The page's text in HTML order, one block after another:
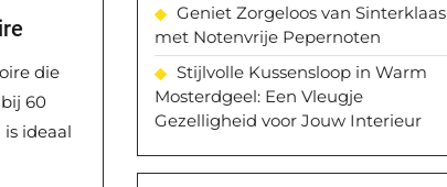
die
60
ideaal
Geniet Zorgeloos van Sinterklaas
met Notenvrije Pepernoten
Stijlvolle Kussensloop in Warm
Mosterdgeel: Een Vleugje
Gezelligheid voor Jouw Interieur